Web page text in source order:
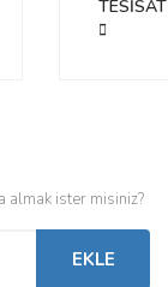
TESİSAT
almak ister misiniz?
EKLE